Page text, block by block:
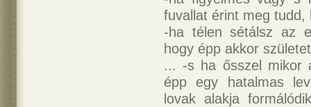
fuvallat érint meg tudd,
-ha télen sétálsz az
hogy épp akkor
... -s ha ősszel mikor
épp egy hatalmas
lovak alakja